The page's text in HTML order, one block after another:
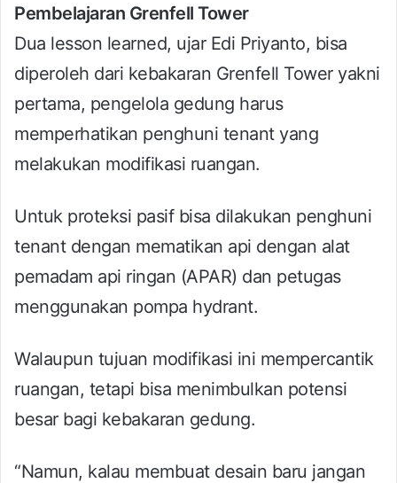
Pembelajaran Grenfell Tower
Dua lesson learned, ujar Edi Priyanto, bisa
diperoleh dari kebakaran Grenfell Tower yakni
pertama, pengelola gedung harus
memperhatikan penghuni tenant yang
melakukan modifikasi ruangan.
Untuk proteksi pasif bisa dilakukan penghuni
tenant dengan mematikan api dengan alat
pemadam api ringan (APAR) dan petugas
menggunakan pompa hydrant.
Walaupun tujuan modifikasi ini mempercantik
ruangan, tetapi bisa menimbulkan potensi
besar bagi kebakaran gedung.
“Namun, kalau membuat desain baru jangan